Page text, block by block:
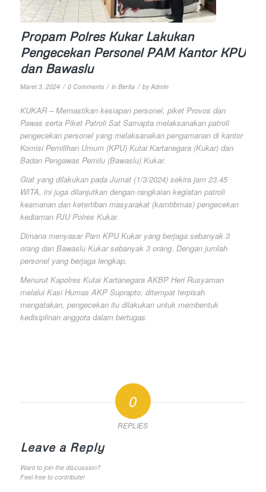
Propam Polres Kukar Lakukan
Pengecekan Personel PAM Kantor KPU
dan Bawaslu
Maret 3, 2024 / 0 Comments / in Berita / byAdmin
KUKAR – Memastikan kesiapan personel, piket Provos dan
Pawas serta Piket Patroli Sat Samapta melaksanakan patroli
pengecekan personel yang melaksanakan pengamanan di kantor
Komisi Pemilihan Umum (KPU) Kutai Kartanegara (Kukar) dan
Badan Pengawas Pemilu (Bawaslu) Kukar.
Giat yang dilakukan pada Jumat (1/3/2024) sekira jam 23.45
WITA, ini juga dilanjutkan dengan rangkaian kegiatan patroli
keamanan dan ketertiban masyarakat (kamtibmas) pengecekan
kediaman PJU Polres Kukar.
Dimana menyasar Pam KPU Kukar yang berjaga sebanyak 3
orang dan Bawaslu Kukar sebanyak 3 orang. Dengan jumlah
personel yang berjaga lengkap.
Menurut Kapolres Kutai Kartanegara AKBP Heri Rusyaman
melalui Kasi Humas AKP Suprapto, ditempat terpisah
mengatakan, pengecekan itu dilakukan untuk membentuk
kedisiplinan anggota dalam bertugas.
0
REPLIES
Leave a Reply
Want to join the discussion?
Feel free to contribute!